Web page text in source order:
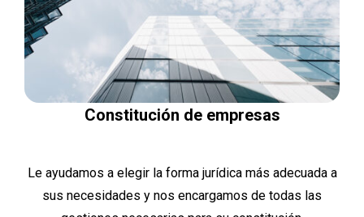
Constitución de empresas
Le ayudamos a elegir la forma jurídica más adecuada a
sus necesidades y nos encargamos de todas las